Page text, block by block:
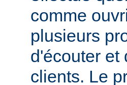
comme
plusieurs
d'écouter et
clients. Le